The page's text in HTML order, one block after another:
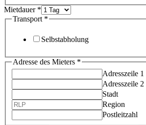
Mietdauer *
Transport *
Selbstabholung
Adresse des Mieters *
Adresszeile 1
Adresszeile 2
Stadt
Region
Postleitzahl